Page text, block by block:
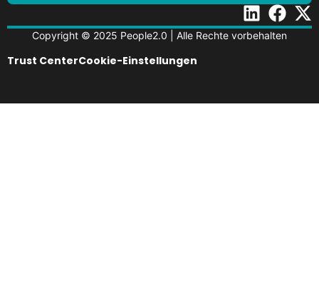
Copyright © 2025 People2.0 | Alle Rechte vorbehalten
Trust CenterCookie-Einstellungen